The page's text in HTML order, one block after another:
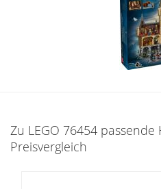
Zu LEGO 76454
Preisvergleich